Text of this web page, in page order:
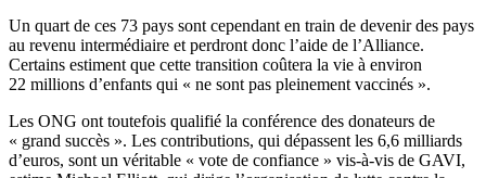
Un quart de ces 73 pays sont cependant en train de devenir des pays
au revenu intermédiaire et perdront donc l’aide de l’Alliance.
Certains estiment que cette transition coûtera la vie à environ
22 millions d’enfants qui « ne sont pas pleinement vaccinés ».
Les ONG ont toutefois qualifié la conférence des donateurs de
« grand succès ». Les contributions, qui dépassent les 6,6 milliards
d’euros, sont un véritable « vote de confiance » vis-à-vis de GAVI,